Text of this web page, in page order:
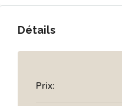
Détails
Prix: